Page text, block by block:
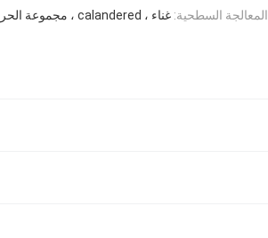
المعالجة السطحية: غناء ، calandered ، مجموعة الحرارة